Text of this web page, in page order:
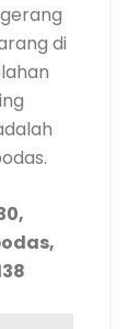
di